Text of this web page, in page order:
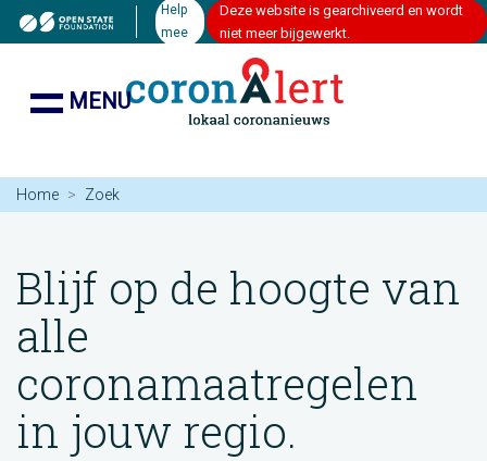
Help
mee
Deze website is gearchiveerd en wordt
niet meer bijgewerkt.
MENU
Home Zoek
Blijf op de hoogte van
alle
coronamaatregelen
in jouw regio.